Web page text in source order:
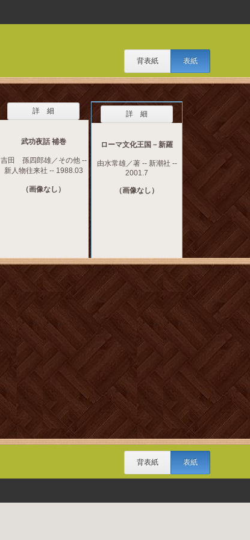
背表紙 表紙
詳 細
武功夜話 補巻
吉田 孫四郎雄／その他 --
新人物往来社 -- 1988.03
（画像なし）
詳 細
ローマ文化王国－新羅
由水常雄／著 -- 新潮社 --
2001.7
（画像なし）
背表紙 表紙